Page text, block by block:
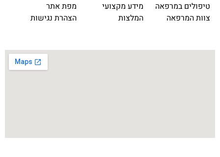
טיפולים במרפאה
צוות המרפאה
מידע מקצועי
המלצות
מפת אתר
הצהרת נגישות